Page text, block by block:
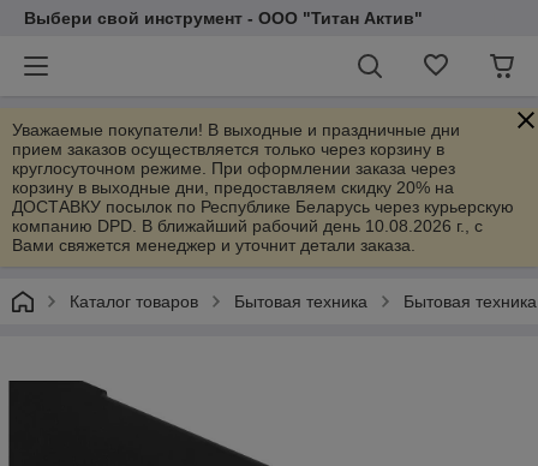
Выбери свой инструмент - ООО "Титан Актив"
Уважаемые покупатели! В выходные и праздничные дни
прием заказов осуществляется только через корзину в
круглосуточном режиме. При оформлении заказа через
корзину в выходные дни, предоставляем скидку 20% на
ДОСТАВКУ посылок по Республике Беларусь через курьерскую
компанию DPD. В ближайший рабочий день 10.08.2026 г., с
Вами свяжется менеджер и уточнит детали заказа.
Каталог товаров Бытовая техника Бытовая